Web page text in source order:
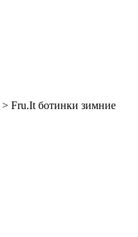
> Fru.It ботинки зимние